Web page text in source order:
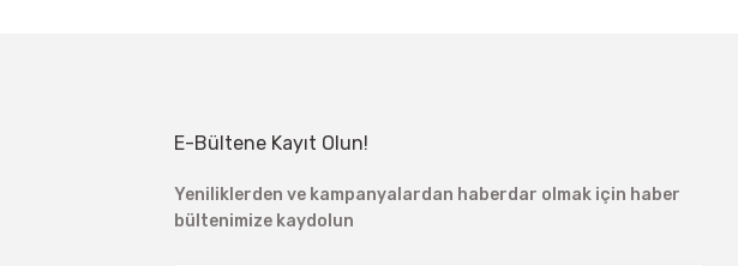
E-Bültene Kayıt Olun!
Yeniliklerden ve kampanyalardan haberdar olmak için haber
bültenimize kaydolun